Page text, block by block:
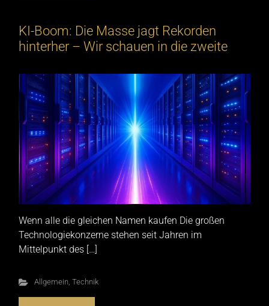
KI-Boom: Die Masse jagt Rekorden
hinterher – Wir schauen in die zweite
Wenn alle die gleichen Namen kaufen Die großen
Technologiekonzerne stehen seit Jahren im
Mittelpunkt des […]
Allgemein, Technik